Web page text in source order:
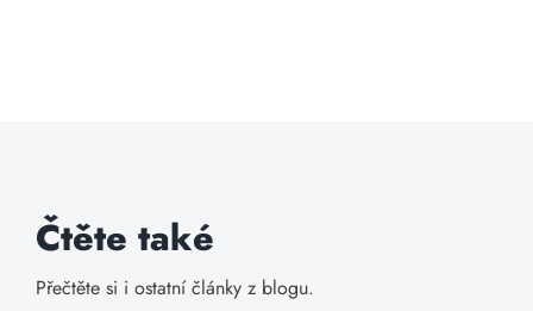
Čtěte také
Přečtěte si i ostatní články z blogu.